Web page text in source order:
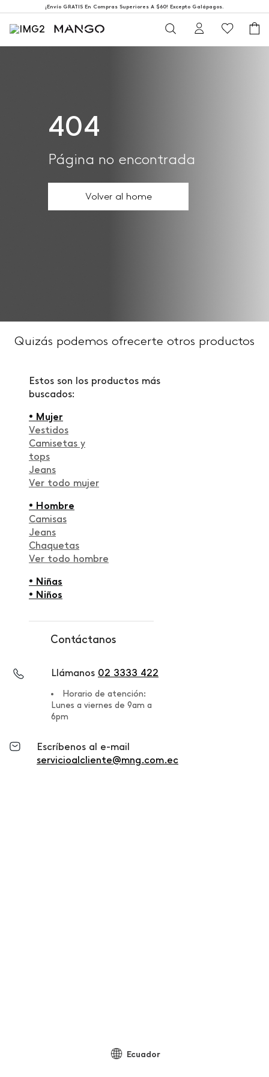
¡Envío GRATIS En Compras Superiores A $60! Excepto Galápagos.
404
Página no encontrada
Volver al home
Quizás podemos ofrecerte otros productos
Estos son los productos más
buscados:
• Mujer
Vestidos
Camisetas y
tops
Jeans
Ver todo mujer
• Hombre
Camisas
Jeans
Chaquetas
Ver todo hombre
• Niñas
• Niños
Contáctanos
Llámanos 02 3333 422
Horario de atención:
Lunes a viernes de 9am a
6pm
Escríbenos al e-mail
servicioalcliente@mng.com.ec
Ecuador